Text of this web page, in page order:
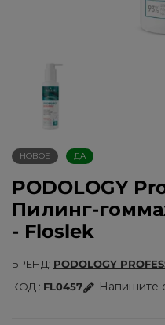
НОВОЕ ДА
PODOLOGY
Пилинг-
- Floslek
БРЕНД PODOLOGY
КОД
FL0457 Напишите